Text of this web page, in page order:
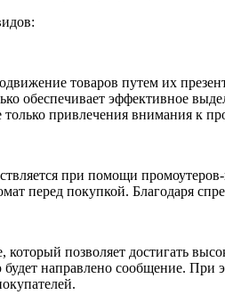
товаров путем их
обеспечивает эффективное
привлечения внимания к
при помощи
перед покупкой. Благодаря
позволяет достигать
направлено сообщение.